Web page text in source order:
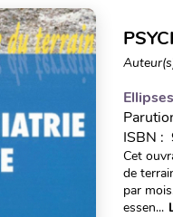
Ellipses
ISBN
Cet
de
par
essen...